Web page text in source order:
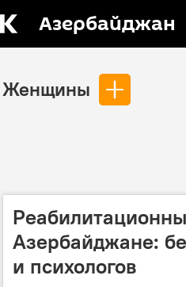
Азербайджан
Женщины
Азербайджане:
и психологов